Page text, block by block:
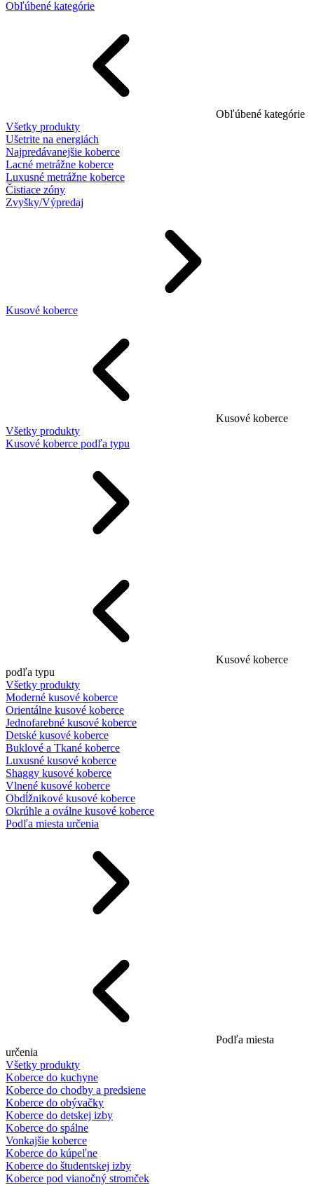
Obľúbené kategórie
Obľúbené kategórie
Všetky produkty
Ušetrite na energiách
Najpredávanejšie koberce
Lacné metrážne koberce
Luxusné metrážne koberce
Čistiace zóny
Zvyšky/Výpredaj
Kusové koberce
Kusové koberce
Všetky produkty
Kusové koberce podľa typu
Kusové koberce
podľa typu
Všetky produkty
Moderné kusové koberce
Orientálne kusové koberce
Jednofarebné kusové koberce
Detské kusové koberce
Buklové a Tkané koberce
Luxusné kusové koberce
Shaggy kusové koberce
Vlnené kusové koberce
Obdĺžnikové kusové koberce
Okrúhle a oválne kusové koberce
Podľa miesta určenia
Podľa miesta
určenia
Všetky produkty
Koberce do kuchyne
Koberce do chodby a predsiene
Koberce do obývačky
Koberce do detskej izby
Koberce do spálne
Vonkajšie koberce
Koberce do kúpeľne
Koberce do študentskej izby
Koberce pod vianočný stromček